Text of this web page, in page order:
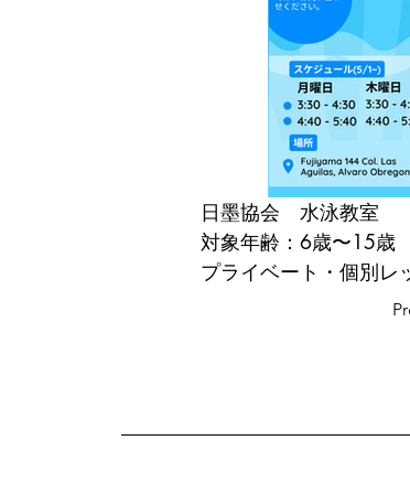
日墨協会　水泳教室
対象年齢：6歳〜15歳
プライベート・個別レ